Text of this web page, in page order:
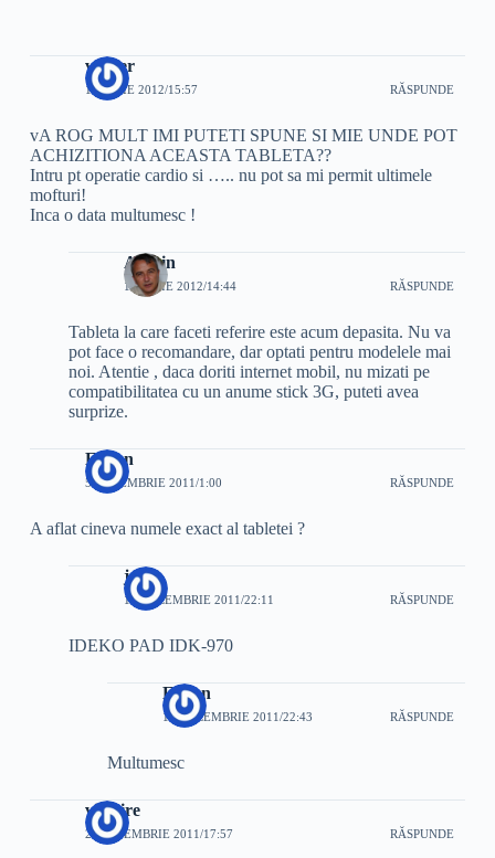
verber
11 IULIE 2012/15:57 RĂSPUNDE
vA ROG MULT IMI PUTETI SPUNE SI MIE UNDE POT
ACHIZITIONA ACEASTA TABLETA??
Intru pt operatie cardio si ….. nu pot sa mi permit ultimele
mofturi!
Inca o data multumesc !
Admin
12 IULIE 2012/14:44 RĂSPUNDE
Tableta la care faceti referire este acum depasita. Nu va
pot face o recomandare, dar optati pentru modelele mai
noi. Atentie , daca doriti internet mobil, nu mizati pe
compatibilitatea cu un anume stick 3G, puteti avea
surprize.
Eugen
5 DECEMBRIE 2011/1:00 RĂSPUNDE
A aflat cineva numele exact al tabletei ?
jean
11 DECEMBRIE 2011/22:11 RĂSPUNDE
IDEKO PAD IDK-970
Eugen
11 DECEMBRIE 2011/22:43 RĂSPUNDE
Multumesc
victoire
27 NOIEMBRIE 2011/17:57 RĂSPUNDE